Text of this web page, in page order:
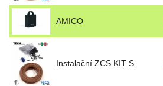
AMICO
Instalační ZCS KIT S